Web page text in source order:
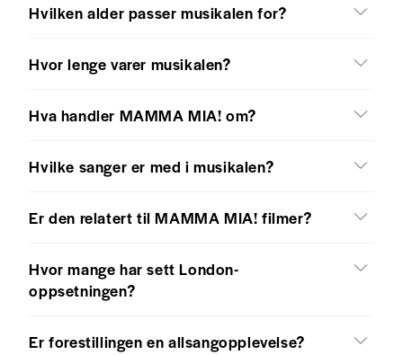
Hvilken alder passer musikalen for?
Hvor lenge varer musikalen?
Hva handler MAMMA MIA! om?
Hvilke sanger er med i musikalen?
Er den relatert til MAMMA MIA! filmer?
Hvor mange har sett London-
oppsetningen?
Er forestillingen en allsangopplevelse?